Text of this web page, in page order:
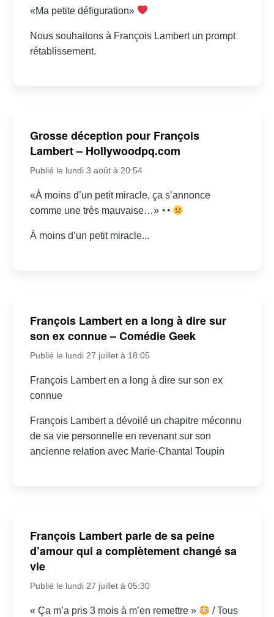
«Ma petite défiguration»
Nous souhaitons à François Lambert un prompt
rétablissement.
Grosse déception pour François
Lambert – Hollywoodpq.com
Publié le lundi 3 août à 20:54
«À moins d’un petit miracle, ça s’annonce
comme une très mauvaise…»
À moins d’un petit miracle...
François Lambert en a long à dire sur
son ex connue – Comédie Geek
Publié le lundi 27 juillet à 18:05
François Lambert en a long à dire sur son ex
connue
François Lambert a dévoilé un chapitre méconnu
de sa vie personnelle en revenant sur son
ancienne relation avec Marie-Chantal Toupin
François Lambert parle de sa peine
d’amour qui a complètement changé sa
vie
Publié le lundi 27 juillet à 05:30
« Ça m’a pris 3 mois à m’en remettre »
/ Tous